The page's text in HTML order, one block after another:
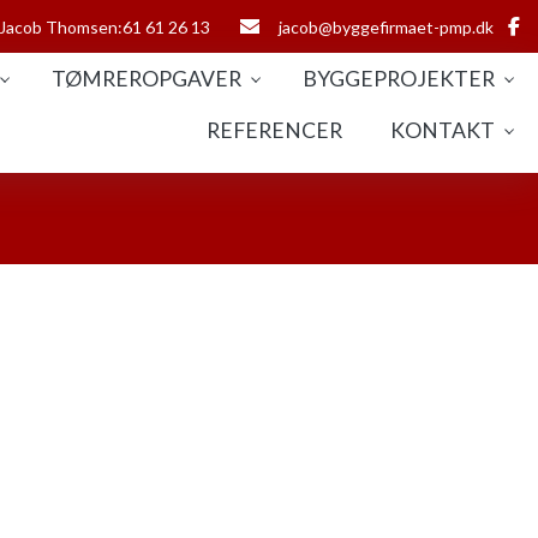
Jacob Thomsen:61 61 26 13 jacob@byggefirmaet-pmp.dk
TØMREROPGAVER BYGGEPROJEKTER
REFERENCER KONTAKT